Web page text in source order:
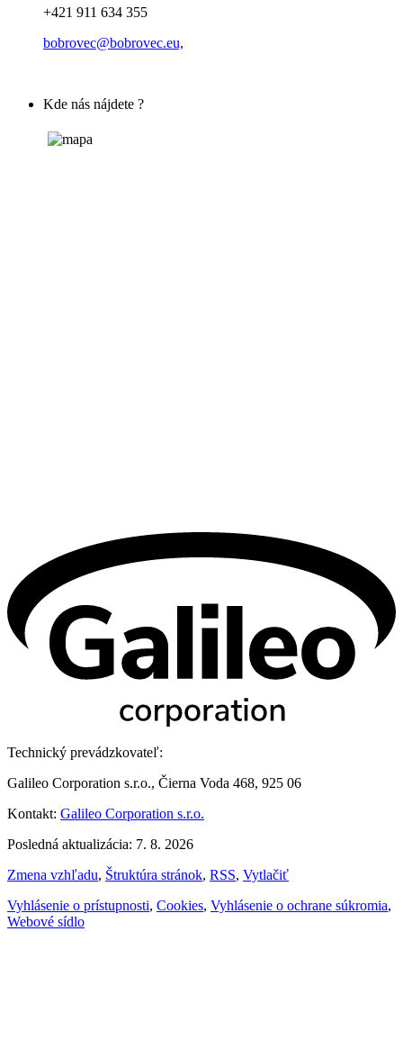
+421 911 634 355
bobrovec@bobrovec.eu,
Kde nás nájdete ?
Technický prevádzkovateľ:
Galileo Corporation s.r.o., Čierna Voda 468, 925 06
Kontakt: Galileo Corporation s.r.o.
Posledná aktualizácia: 7. 8. 2026
Zmena vzhľadu, Štruktúra stránok, RSS, Vytlačiť
Vyhlásenie o prístupnosti, Cookies, Vyhlásenie o ochrane súkromia,
Webové sídlo